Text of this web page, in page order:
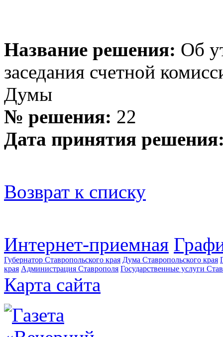
Название решения: Об
заседания счетной
Думы
№ решения: 22
Дата принятия
Возврат к списку
Интернет-приемная
Губернатор Ставропольского края Дума Ставропольского края
края Администрация Ставрополя Государственные услуги
Карта сайта